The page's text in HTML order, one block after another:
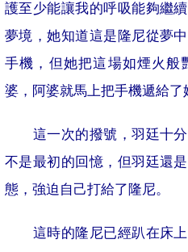
護至少能讓我的呼吸能夠繼
夢境，她知道這是隆尼從夢
手機，但她把這場如煙火般
婆，阿婆就馬上把手機遞給了
這一次的撥號，羽廷十分
不是最初的回憶，但羽廷還
態，強迫自己打給了隆尼。
這時的隆尼已經趴在床上